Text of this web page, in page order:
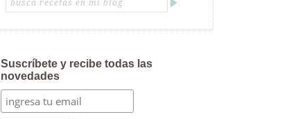
Suscríbete y recibe todas las
novedades